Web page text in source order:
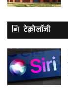
टेक्नोलॉजी